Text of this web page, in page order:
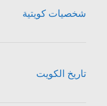
شخصيات كويتية
تاريخ الكويت